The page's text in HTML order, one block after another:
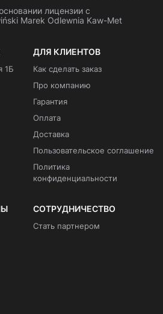
лицензии с
Marek Odlewnia Kaw-Met
1Б
ДЛЯ КЛИЕНТОВ
Как сделать заказ
Про компанию
Гарантия
Оплата
Доставка
Пользовательское соглашение
Политика
конфиденциальности
СОТРУДНИЧЕСТВО
Стать партнером